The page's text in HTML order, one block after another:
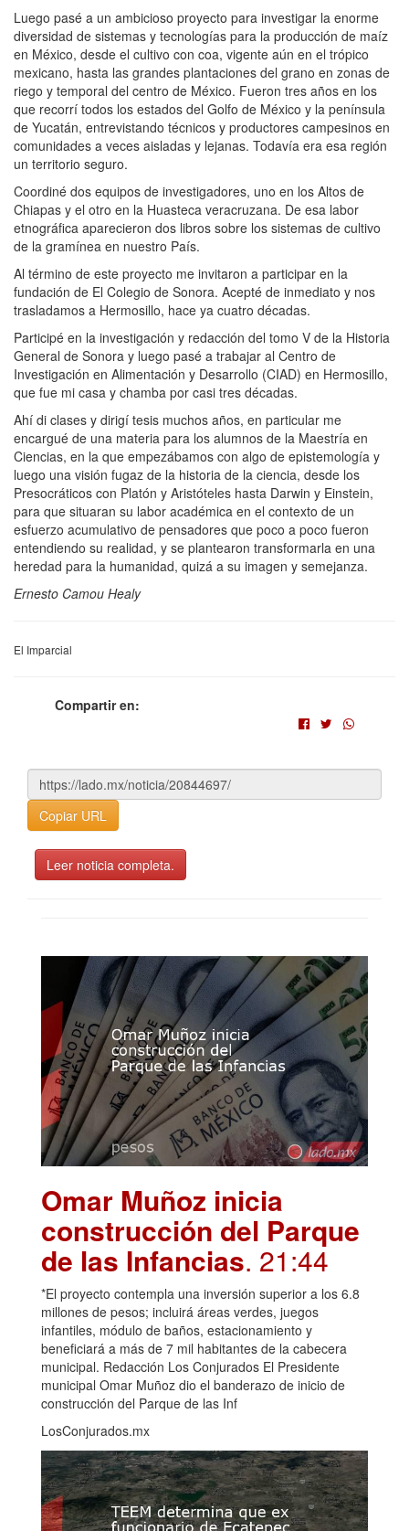
Luego pasé a un ambicioso proyecto para investigar la enorme
diversidad de sistemas y tecnologías para la producción de maíz
en México, desde el cultivo con coa, vigente aún en el trópico
mexicano, hasta las grandes plantaciones del grano en zonas de
riego y temporal del centro de México. Fueron tres años en los
que recorrí todos los estados del Golfo de México y la península
de Yucatán, entrevistando técnicos y productores campesinos en
comunidades a veces aisladas y lejanas. Todavía era esa región
un territorio seguro.
Coordiné dos equipos de investigadores, uno en los Altos de
Chiapas y el otro en la Huasteca veracruzana. De esa labor
etnográfica aparecieron dos libros sobre los sistemas de cultivo
de la gramínea en nuestro País.
Al término de este proyecto me invitaron a participar en la
fundación de El Colegio de Sonora. Acepté de inmediato y nos
trasladamos a Hermosillo, hace ya cuatro décadas.
Participé en la investigación y redacción del tomo V de la Historia
General de Sonora y luego pasé a trabajar al Centro de
Investigación en Alimentación y Desarrollo (CIAD) en Hermosillo,
que fue mi casa y chamba por casi tres décadas.
Ahí di clases y dirigí tesis muchos años, en particular me
encargué de una materia para los alumnos de la Maestría en
Ciencias, en la que empezábamos con algo de epistemología y
luego una visión fugaz de la historia de la ciencia, desde los
Presocráticos con Platón y Aristóteles hasta Darwin y Einstein,
para que situaran su labor académica en el contexto de un
esfuerzo acumulativo de pensadores que poco a poco fueron
entendiendo su realidad, y se plantearon transformarla en una
heredad para la humanidad, quizá a su imagen y semejanza.
Ernesto Camou Healy
El Imparcial
Compartir en:
Copiar URL
Leer noticia completa.
Omar Muñoz inicia
construcción del Parque
de las Infancias. 21:44
*El proyecto contempla una inversión superior a los 6.8
millones de pesos; incluirá áreas verdes, juegos
infantiles, módulo de baños, estacionamiento y
beneficiará a más de 7 mil habitantes de la cabecera
municipal. Redacción Los Conjurados El Presidente
municipal Omar Muñoz dio el banderazo de inicio de
construcción del Parque de las Inf
LosConjurados.mx